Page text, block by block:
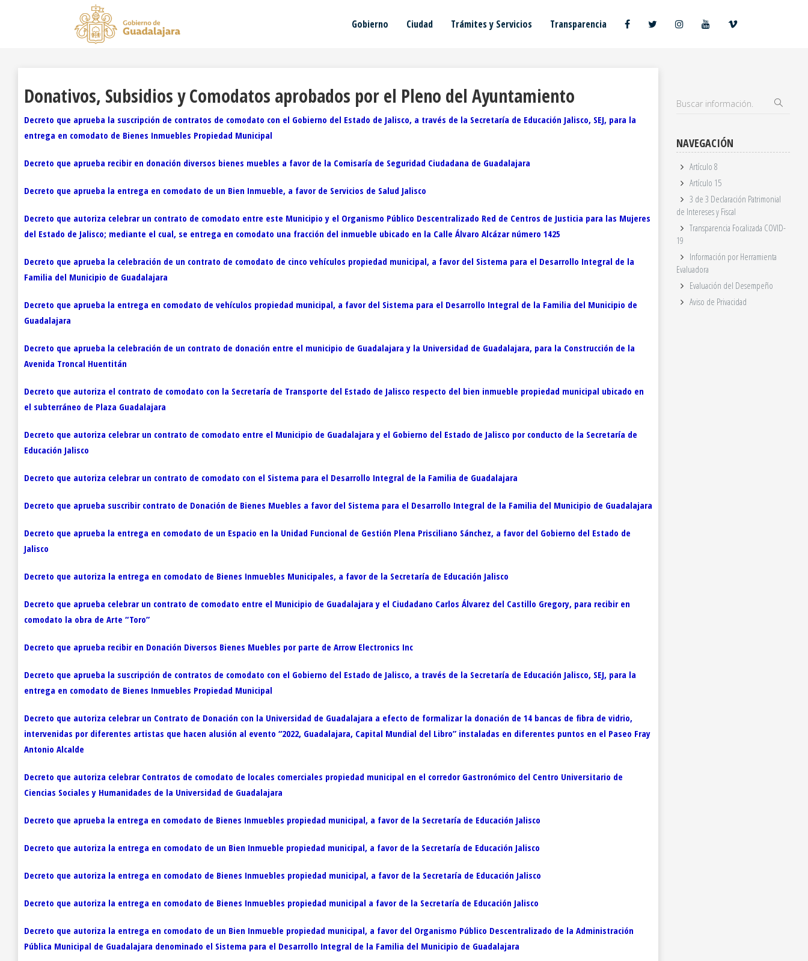
Gobierno Ciudad Trámites y Servicios Transparencia
Donativos, Subsidios y Comodatos aprobados por el Pleno del Ayuntamiento
Decreto que aprueba la suscripción de contratos de comodato con el Gobierno del Estado de Jalisco, a través de la Secretaría de Educación Jalisco, SEJ, para la
entrega en comodato de Bienes Inmuebles Propiedad Municipal
Decreto que aprueba recibir en donación diversos bienes muebles a favor de la Comisaría de Seguridad Ciudadana de Guadalajara
Decreto que aprueba la entrega en comodato de un Bien Inmueble, a favor de Servicios de Salud Jalisco
Decreto que autoriza celebrar un contrato de comodato entre este Municipio y el Organismo Público Descentralizado Red de Centros de Justicia para las Mujeres
del Estado de Jalisco; mediante el cual, se entrega en comodato una fracción del inmueble ubicado en la Calle Álvaro Alcázar número 1425
Decreto que aprueba la celebración de un contrato de comodato de cinco vehículos propiedad municipal, a favor del Sistema para el Desarrollo Integral de la
Familia del Municipio de Guadalajara
Decreto que aprueba la entrega en comodato de vehículos propiedad municipal, a favor del Sistema para el Desarrollo Integral de la Familia del Municipio de
Guadalajara
Decreto que aprueba la celebración de un contrato de donación entre el municipio de Guadalajara y la Universidad de Guadalajara, para la Construcción de la
Avenida Troncal Huentitán
Decreto que autoriza el contrato de comodato con la Secretaría de Transporte del Estado de Jalisco respecto del bien inmueble propiedad municipal ubicado en
el subterráneo de Plaza Guadalajara
Decreto que autoriza celebrar un contrato de comodato entre el Municipio de Guadalajara y el Gobierno del Estado de Jalisco por conducto de la Secretaría de
Educación Jalisco
Decreto que autoriza celebrar un contrato de comodato con el Sistema para el Desarrollo Integral de la Familia de Guadalajara
Decreto que aprueba suscribir contrato de Donación de Bienes Muebles a favor del Sistema para el Desarrollo Integral de la Familia del Municipio de Guadalajara
Decreto que aprueba la entrega en comodato de un Espacio en la Unidad Funcional de Gestión Plena Prisciliano Sánchez, a favor del Gobierno del Estado de
Jalisco
Decreto que autoriza la entrega en comodato de Bienes Inmuebles Municipales, a favor de la Secretaría de Educación Jalisco
Decreto que aprueba celebrar un contrato de comodato entre el Municipio de Guadalajara y el Ciudadano Carlos Álvarez del Castillo Gregory, para recibir en
comodato la obra de Arte “Toro”
Decreto que aprueba recibir en Donación Diversos Bienes Muebles por parte de Arrow Electronics Inc
Decreto que aprueba la suscripción de contratos de comodato con el Gobierno del Estado de Jalisco, a través de la Secretaría de Educación Jalisco, SEJ, para la
entrega en comodato de Bienes Inmuebles Propiedad Municipal
Decreto que autoriza celebrar un Contrato de Donación con la Universidad de Guadalajara a efecto de formalizar la donación de 14 bancas de fibra de vidrio,
intervenidas por diferentes artistas que hacen alusión al evento “2022, Guadalajara, Capital Mundial del Libro” instaladas en diferentes puntos en el Paseo Fray
Antonio Alcalde
Decreto que autoriza celebrar Contratos de comodato de locales comerciales propiedad municipal en el corredor Gastronómico del Centro Universitario de
Ciencias Sociales y Humanidades de la Universidad de Guadalajara
Decreto que aprueba la entrega en comodato de Bienes Inmuebles propiedad municipal, a favor de la Secretaría de Educación Jalisco
Decreto que autoriza la entrega en comodato de un Bien Inmueble propiedad municipal, a favor de la Secretaría de Educación Jalisco
Decreto que autoriza la entrega en comodato de Bienes Inmuebles propiedad municipal, a favor de la Secretaría de Educación Jalisco
Decreto que autoriza la entrega en comodato de Bienes Inmuebles propiedad municipal a favor de la Secretaría de Educación Jalisco
Decreto que autoriza la entrega en comodato de un Bien Inmueble propiedad municipal, a favor del Organismo Público Descentralizado de la Administración
Pública Municipal de Guadalajara denominado el Sistema para el Desarrollo Integral de la Familia del Municipio de Guadalajara
NAVEGACIÓN
Artículo 8
Artículo 15
3 de 3 Declaración Patrimonial
de Intereses y Fiscal
Transparencia Focalizada COVID-
19
Información por Herramienta
Evaluadora
Evaluación del Desempeño
Aviso de Privacidad